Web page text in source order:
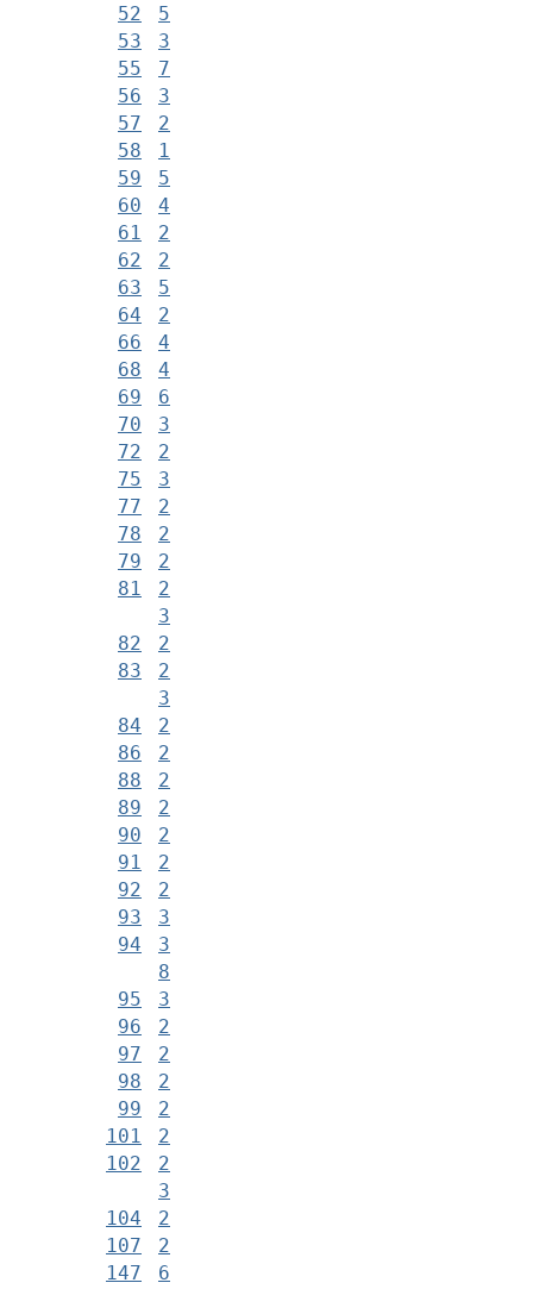
52
5
53
3
55
7
56
3
57
2
58
1
59
5
60
4
61
2
62
2
63
5
64
2
66
4
68
4
69
6
70
3
72
2
75
3
77
2
78
2
79
2
81
2
3
82
2
83
2
3
84
2
86
2
88
2
89
2
90
2
91
2
92
2
93
3
94
3
8
95
3
96
2
97
2
98
2
99
2
101
2
102
2
3
104
2
107
2
147
6